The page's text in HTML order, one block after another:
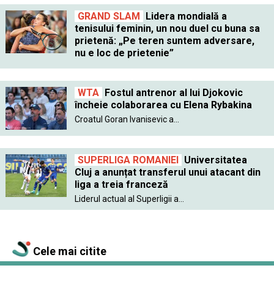
GRAND SLAM Lidera mondială a
tenisului feminin, un nou duel cu buna sa
prietenă: „Pe teren suntem adversare,
nu e loc de prietenie”
WTA Fostul antrenor al lui Djokovic
încheie colaborarea cu Elena Rybakina
Croatul Goran Ivanisevic a...
SUPERLIGA ROMANIEI Universitatea
Cluj a anunțat transferul unui atacant din
liga a treia franceză
Liderul actual al Superligii a...
Cele mai citite